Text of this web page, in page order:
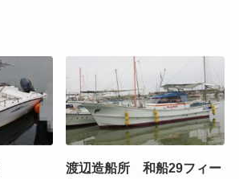
渡辺造船所 和船29フィー